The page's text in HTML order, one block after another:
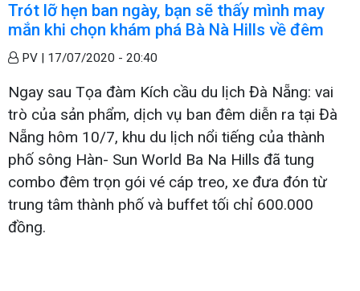
Trót lỡ hẹn ban ngày, bạn sẽ thấy mình may
mắn khi chọn khám phá Bà Nà Hills về đêm
PV | 17/07/2020 - 20:40
Ngay sau Tọa đàm Kích cầu du lịch Đà Nẵng: vai
trò của sản phẩm, dịch vụ ban đêm diễn ra tại Đà
Nẵng hôm 10/7, khu du lịch nổi tiếng của thành
phố sông Hàn- Sun World Ba Na Hills đã tung
combo đêm trọn gói vé cáp treo, xe đưa đón từ
trung tâm thành phố và buffet tối chỉ 600.000
đồng.